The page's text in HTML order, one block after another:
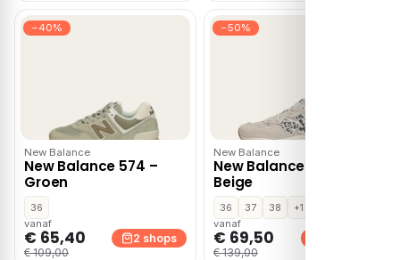
−40%
New Balance
New Balance 574 –
Groen
36
vanaf
€ 65,40
€ 109,00
2 shops
−50%
New Balance
New Balance 5740 –
Beige
36 37 38
+1
vanaf
€ 69,50
€ 139,00